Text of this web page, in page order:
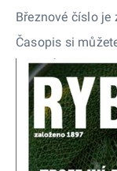
Březnové číslo je
Časopis si